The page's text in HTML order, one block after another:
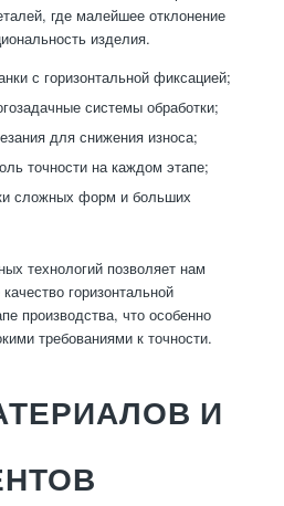
где малейшее отклонение
изделия.
с горизонтальной фиксацией;
системы обработки;
для снижения износа;
точности на каждом этапе;
сложных форм и больших
технологий позволяет нам
горизонтальной
производства, что особенно
требованиями к точности.
И